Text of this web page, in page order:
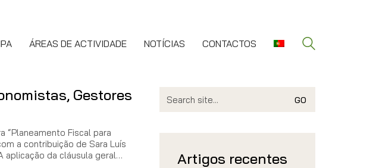
ÁREAS DE ACTIVIDADE NOTÍCIAS CONTACTOS
Gestores
“Planeamento Fiscal para
a contribuição de Sara Luís
aplicação da cláusula geral…
for:
Artigos recentes